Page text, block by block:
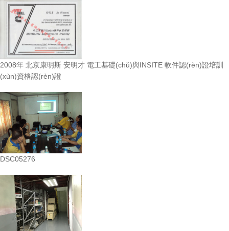
2008年 北京康明斯 安明才 電工基礎(chǔ)與INSITE 軟件認(rèn)證培訓
(xùn)資格認(rèn)證
DSC05276